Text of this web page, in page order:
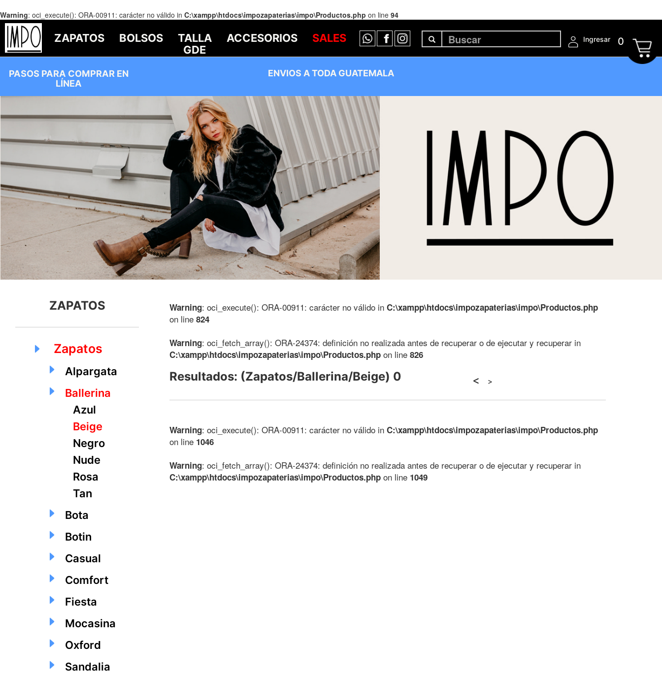
Warning: oci_execute(): ORA-00911: carácter no válido in C:\xampp\htdocs\impozapaterias\impo\Productos.php on line 94
ZAPATOS BOLSOS
TALLA
GDE
ACCESORIOS SALES Ingresar 0
PASOS PARA COMPRAR EN
LÍNEA
ENVIOS A TODA GUATEMALA
ZAPATOS
Zapatos
Alpargata
Ballerina
Azul
Beige
Negro
Nude
Rosa
Tan
Bota
Botin
Casual
Comfort
Fiesta
Mocasina
Oxford
Sandalia
Warning: oci_execute(): ORA-00911: carácter no válido in C:\xampp\htdocs\impozapaterias\impo\Productos.php
on line 824
Warning: oci_fetch_array(): ORA-24374: definición no realizada antes de recuperar o de ejecutar y recuperar in
C:\xampp\htdocs\impozapaterias\impo\Productos.phpon line 826
Resultados: (Zapatos/Ballerina/Beige) 0 < >
Warning: oci_execute(): ORA-00911: carácter no válido in C:\xampp\htdocs\impozapaterias\impo\Productos.php
on line 1046
Warning: oci_fetch_array(): ORA-24374: definición no realizada antes de recuperar o de ejecutar y recuperar in
C:\xampp\htdocs\impozapaterias\impo\Productos.phpon line 1049